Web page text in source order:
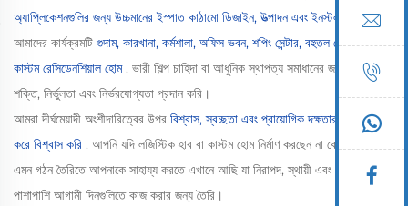
অ্যাপ্লিকেশনগুলির জন্য উচ্চমানের ইস্পাত কাঠামো ডিজাইন, উত্পাদন এবং ইনস্টল করা.
আমাদের কার্যক্রমটি গুদাম, কারখানা, কর্মশালা, অফিস ভবন, শপিং সেন্টার, বহুতল হোটেল এবং
কাস্টম রেসিডেনশিয়াল হোম . ভারী শিল্প চাহিদা বা আধুনিক স্থাপত্য সমাধানের জন্য আমরা
শক্তি, নির্ভুলতা এবং নির্ভরযোগ্যতা প্রদান করি।
আমরা দীর্ঘমেয়াদী অংশীদারিত্বের উপর বিশ্বাস, স্বচ্ছতা এবং প্রায়োগিক দক্ষতার উপর ভিত্তি
করে বিশ্বাস করি . আপনি যদি লজিস্টিক হাব বা কাস্টম হোম নির্মাণ করছেন না কেন, আমরা
এমন গঠন তৈরিতে আপনাকে সাহায্য করতে এখানে আছি যা নিরাপদ, স্থায়ী এবং আজকের
পাশাপাশি আগামী দিনগুলিতে কাজ করার জন্য তৈরি।